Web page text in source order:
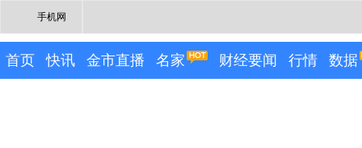
手机网
首页 快讯 金市直播 名家 财经要闻 行情 数据